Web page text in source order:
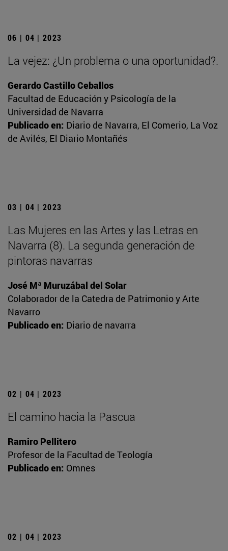
06 | 04 | 2023
La vejez: ¿Un problema o una oportunidad?.
Gerardo Castillo Ceballos
Facultad de Educación y Psicología de la
Universidad de Navarra
Publicado en: Diario de Navarra, El Comerio, La Voz
de Avilés, El Diario Montañés
03 | 04 | 2023
Las Mujeres en las Artes y las Letras en
Navarra (8). La segunda generación de
pintoras navarras
José Mª Muruzábal del Solar
Colaborador de la Catedra de Patrimonio y Arte
Navarro
Publicado en: Diario de navarra
02 | 04 | 2023
El camino hacia la Pascua
Ramiro Pellitero
Profesor de la Facultad de Teología
Publicado en: Omnes
02 | 04 | 2023